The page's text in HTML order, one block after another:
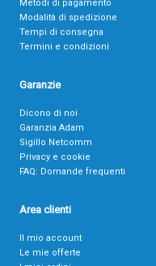
Metodi di pagamento
Modalità di spedizione
Tempi di consegna
Termini e condizioni
Garanzie
Dicono di noi
Garanzia Adam
Sigillo Netcomm
Privacy e cookie
FAQ: Domande frequenti
Area clienti
Il mio account
Le mie offerte